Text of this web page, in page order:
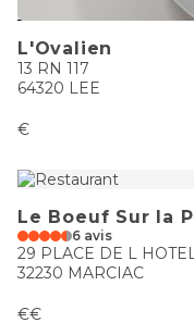
L'Ovalien
13 RN 117
64320 LEE
€
Le Boeuf Sur la
6 avis
29 PLACE DE L
32230 MARCIAC
€€